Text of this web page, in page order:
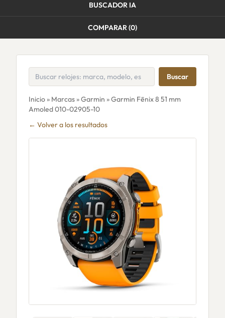
BUSCADOR IA
COMPARAR (0)
Buscar
Inicio» Marcas»Garmin » Garmin Fēnix 8 51 mm
Amoled 010-02905-10
← Volver a los resultados